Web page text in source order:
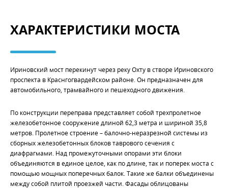
ХАРАКТЕРИСТИКИ МОСТА
Ириновский мост перекинут через реку Охту в створе Ириновского
проспекта в Краснгогвардейском районе. Он предназначен для
автомобильного, трамвайного и пешеходного движения.
По конструкции переправа представляет собой трехпролетное
железобетонное сооружение длиной 62,3 метра и шириной 35,8
метров. Пролетное строение – балочно-неразрезной системы из
сборных железобетонных блоков таврового сечения с
диафрагмами. Над промежуточными опорами эти блоки
объединяются в единое целое, как по длине, так и поперек моста с
помощью мощных поперечных балок. Такие же балки объединены
между собой плитой проезжей части. Фасады облицованы